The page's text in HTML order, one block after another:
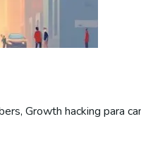
, Growth hacking para